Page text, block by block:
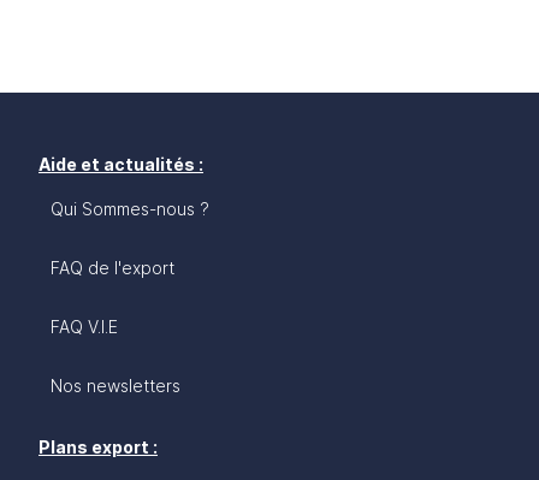
Aide et actualités :
Qui Sommes-nous ?
FAQ de l'export
FAQ V.I.E
Nos newsletters
Plans export :